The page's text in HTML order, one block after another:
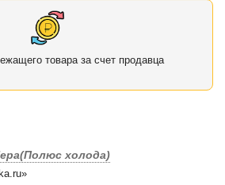
товара за счет продавца
холода)